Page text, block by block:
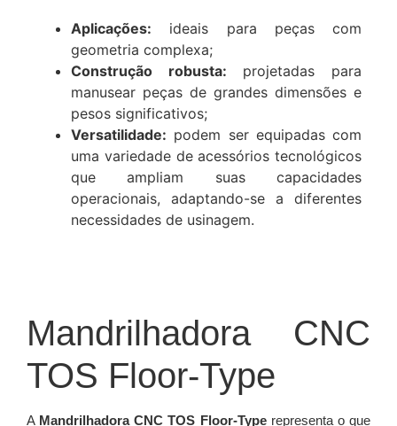
Aplicações: ideais para peças com
geometria complexa;
Construção robusta: projetadas para
manusear peças de grandes dimensões e
pesos significativos;
Versatilidade: podem ser equipadas com
uma variedade de acessórios tecnológicos
que ampliam suas capacidades
operacionais, adaptando-se a diferentes
necessidades de usinagem.
Mandrilhadora CNC
TOS Floor-Type
A Mandrilhadora CNC TOS Floor-Typerepresenta o que